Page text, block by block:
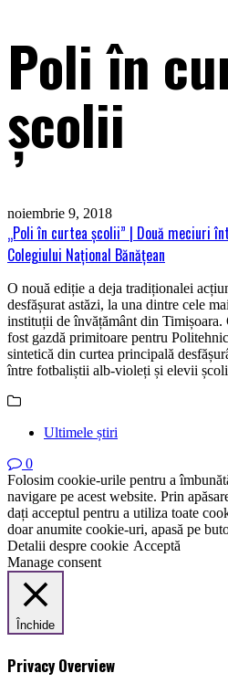
Poli în
şcolii
noiembrie 9, 2018
„Poli în curtea școlii” | Două meciuri
Colegiului Național Bănățean
O nouă ediție a deja tradiționalei
desfășurat astăzi, la una dintre cele
instituții de învățământ din
fost gazdă primitoare pentru
sintetică din curtea principală
între fotbaliștii alb-violeți și elevii
Ultimele știri
0
Folosim cookie-urile pentru a
navigare pe acest website. Prin
dați acceptul pentru a utiliza toate
doar anumite cookie-uri, apasă pe
Detalii despre cookie Acceptă
Manage consent
Închide
Privacy Overview